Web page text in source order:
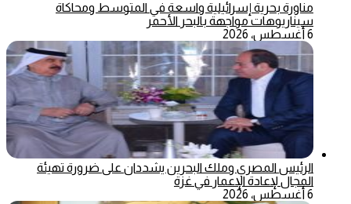
مناورة بحرية إسرائيلية واسعة في المتوسط ومحاكاة
سيناريوهات مواجهة بالبحر الأحمر
6 أغسطس، 2026
الرئيس المصري وملك البحرين يشددان على ضرورة تهيئة
المجال لإعادة الإعمار في غزة
6 أغسطس، 2026